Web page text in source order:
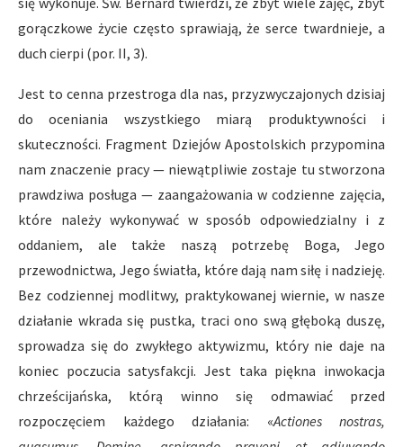
gorączkowe życie często sprawiają, że serce twardnieje, a
duch cierpi (por. II, 3).
Jest to cenna przestroga dla nas, przyzwyczajonych dzisiaj
do oceniania wszystkiego miarą produktywności i
skuteczności. Fragment Dziejów Apostolskich przypomina
nam znaczenie pracy — niewątpliwie zostaje tu stworzona
prawdziwa posługa — zaangażowania w codzienne zajęcia,
które należy wykonywać w sposób odpowiedzialny i z
oddaniem, ale także naszą potrzebę Boga, Jego
przewodnictwa, Jego światła, które dają nam siłę i nadzieję.
Bez codziennej modlitwy, praktykowanej wiernie, w nasze
działanie wkrada się pustka, traci ono swą głęboką duszę,
sprowadza się do zwykłego aktywizmu, który nie daje na
koniec poczucia satysfakcji. Jest taka piękna inwokacja
chrześcijańska, którą winno się odmawiać przed
rozpoczęciem każdego działania: «Actiones nostras,